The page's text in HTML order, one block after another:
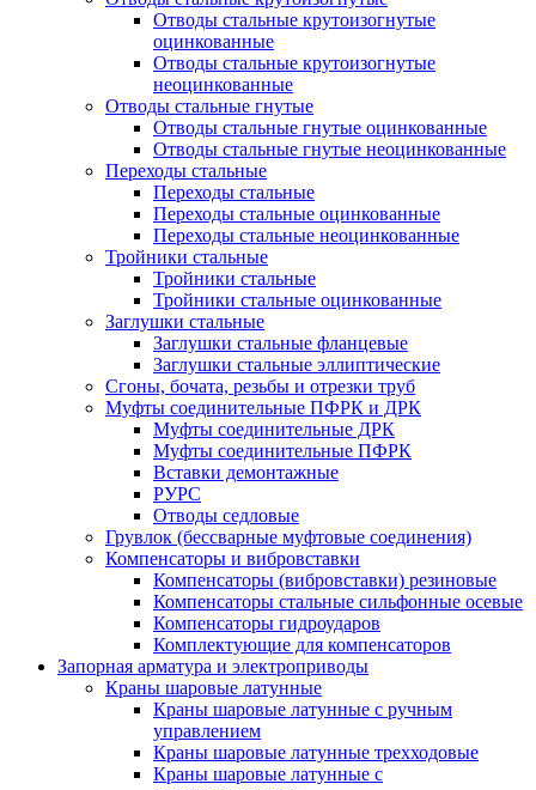
Отводы стальные крутоизогнутые
оцинкованные
Отводы стальные крутоизогнутые
неоцинкованные
Отводы стальные гнутые
Отводы стальные гнутые оцинкованные
Отводы стальные гнутые неоцинкованные
Переходы стальные
Переходы стальные
Переходы стальные оцинкованные
Переходы стальные неоцинкованные
Тройники стальные
Тройники стальные
Тройники стальные оцинкованные
Заглушки стальные
Заглушки стальные фланцевые
Заглушки стальные эллиптические
Сгоны, бочата, резьбы и отрезки труб
Муфты соединительные ПФРК и ДРК
Муфты соединительные ДРК
Муфты соединительные ПФРК
Вставки демонтажные
РУРС
Отводы седловые
Грувлок (бессварные муфтовые соединения)
Компенсаторы и вибровставки
Компенсаторы (вибровставки) резиновые
Компенсаторы стальные сильфонные осевые
Компенсаторы гидроударов
Комплектующие для компенсаторов
Запорная арматура и электроприводы
Краны шаровые латунные
Краны шаровые латунные с ручным
управлением
Краны шаровые латунные трехходовые
Краны шаровые латунные с